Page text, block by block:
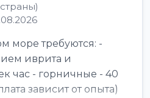
море требуются: -
иврита и
час - горничные - 40
зависит от опыта)